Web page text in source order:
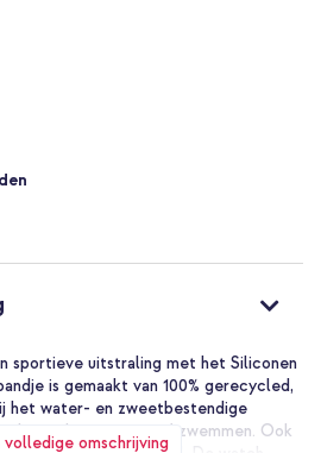
volledige omschrijving
sportieve uitstraling met het Siliconen
is gemaakt van 100% gerecycled,
het water- en zweetbestendige
voor het sporten of zwemmen. Ook